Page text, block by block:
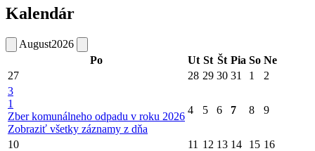
Kalendár
August2026
Po
Ut St Št Pia So Ne
27
28 29 30 31 1
2
3
1
Zber komunálneho odpadu v roku 2026
Zobraziť všetky záznamy z dňa
4 5 6 7 8 9
10 11 12 13 14 15 16